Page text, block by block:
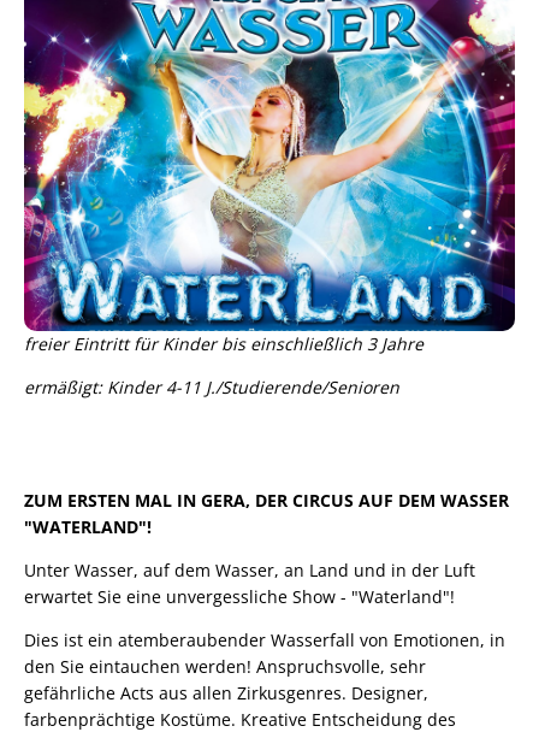
freier Eintritt für Kinder bis einschließlich 3 Jahre
ermäßigt: Kinder 4-11 J./Studierende/Senioren
ZUM ERSTEN MAL IN GERA, DER CIRCUS AUF DEM WASSER
"WATERLAND"!
Unter Wasser, auf dem Wasser, an Land und in der Luft
erwartet Sie eine unvergessliche Show - "Waterland"!
Dies ist ein atemberaubender Wasserfall von Emotionen, in
den Sie eintauchen werden! Anspruchsvolle, sehr
gefährliche Acts aus allen Zirkusgenres. Designer,
farbenprächtige Kostüme. Kreative Entscheidung des